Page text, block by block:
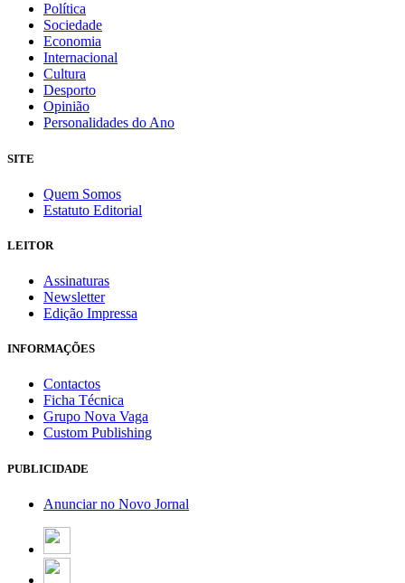
Política
Sociedade
Economia
Internacional
Cultura
Desporto
Opinião
Personalidades do Ano
SITE
Quem Somos
Estatuto Editorial
LEITOR
Assinaturas
Newsletter
Edição Impressa
INFORMAÇÕES
Contactos
Ficha Técnica
Grupo Nova Vaga
Custom Publishing
PUBLICIDADE
Anunciar no Novo Jornal